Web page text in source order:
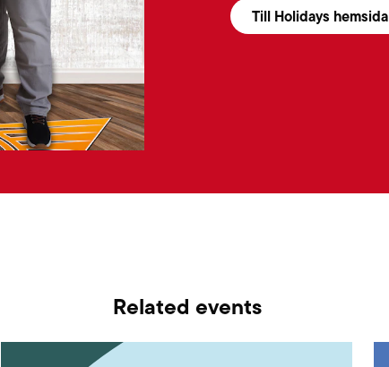
Till Holidays hemsida
Related events